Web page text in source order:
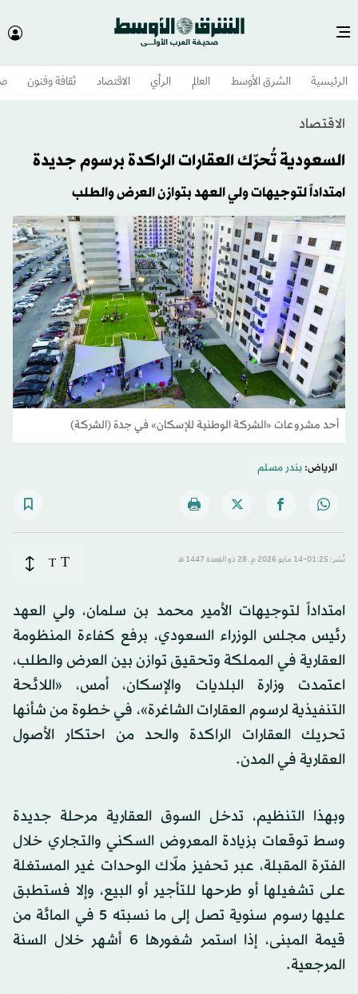
الرئيسية الشرق الأوسط​ العالم الرأي الاقتصاد ثقافة وفنون
الاقتصاد
السعودية تُحرّك العقارات الراكدة برسوم جديدة
امتداداً لتوجيهات ولي العهد بتوازن العرض والطلب
أحد مشروعات «الشركة الوطنية للإسكان» في جدة (الشركة)
الرياض:بندر مسلم
نُشر: 01:25-14 مايو 2026 م ـ 28 ذو القِعدة 1447 هـ T
T
امتداداً لتوجيهات الأمير محمد بن سلمان، ولي العهد
رئيس مجلس الوزراء السعودي، برفع كفاءة المنظومة
العقارية في المملكة وتحقيق توازن بين العرض والطلب،
اعتمدت وزارة البلديات والإسكان، أمس، «اللائحة
التنفيذية لرسوم العقارات الشاغرة»، في خطوة من شأنها
تحريك العقارات الراكدة والحد من احتكار الأصول
العقارية في المدن.
وبهذا التنظيم، تدخل السوق العقارية مرحلة جديدة
وسط توقعات بزيادة المعروض السكني والتجاري خلال
الفترة المقبلة، عبر تحفيز ملّاك الوحدات غير المستغلة
على تشغيلها أو طرحها للتأجير أو البيع، وإلا فستطبق
عليها رسوم سنوية تصل إلى ما نسبته 5 في المائة من
قيمة المبنى، إذا استمر شغورها 6 أشهر خلال السنة
المرجعية.